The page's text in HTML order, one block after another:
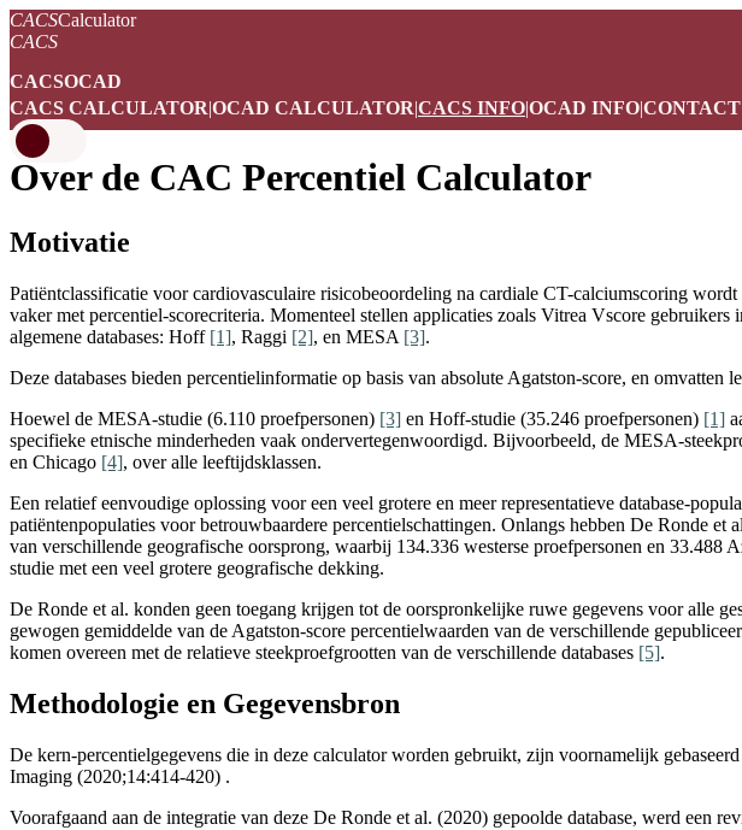
CACSCalculator
CACS
CACSOCAD
CACS CALCULATOR|OCAD CALCULATOR|CACS INFO|OCAD INFO|CONTACT
Over de CAC Percentiel Calculator
Motivatie
Patiëntclassificatie voor cardiovasculaire risicobeoordeling na cardiale CT-calciumscoring
vaker met percentiel-scorecriteria. Momenteel stellen applicaties zoals Vitrea Vscore
algemene databases: Hoff [1], Raggi [2], en MESA [3].
Deze databases bieden percentielinformatie op basis van absolute Agatston-score, en omvatten
Hoewel de MESA-studie (6.110 proefpersonen) [3] en Hoff-studie (35.246 proefpersonen) [1]
specifieke etnische minderheden vaak ondervertegenwoordigd. Bijvoorbeeld, de MESA-
en Chicago [4], over alle leeftijdsklassen.
Een relatief eenvoudige oplossing voor een veel grotere en meer representatieve database-
patiëntenpopulaties voor betrouwbaardere percentielschattingen. Onlangs hebben De Ronde et
van verschillende geografische oorsprong, waarbij 134.336 westerse proefpersonen en
studie met een veel grotere geografische dekking.
De Ronde et al. konden geen toegang krijgen tot de oorspronkelijke ruwe gegevens voor alle
gewogen gemiddelde van de Agatston-score percentielwaarden van de verschillende
komen overeen met de relatieve steekproefgrootten van de verschillende databases [5].
Methodologie en Gegevensbron
De kern-percentielgegevens die in deze calculator worden gebruikt, zijn voornamelijk
Imaging (2020;14:414-420) .
Voorafgaand aan de integratie van deze De Ronde et al. (2020) gepoolde database, werd een